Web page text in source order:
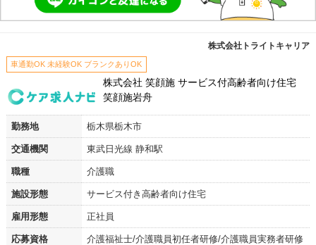
株式会社トライトキャリア
車通勤OK 未経験OK ブランクありOK
株式会社 笑顔施 サービス付高齢者向け住宅
笑顔施岩舟
勤務地 栃木県栃木市
交通機関 東武日光線 静和駅
職種 介護職
施設形態 サービス付き高齢者向け住宅
雇用形態 正社員
応募資格 介護福祉士/介護職員初任者研修/介護職員実務者研修